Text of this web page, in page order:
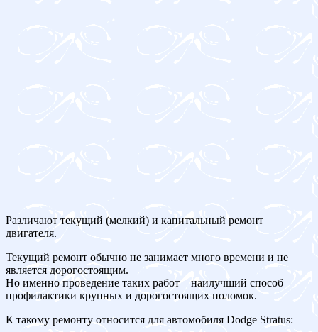
Различают текущий (мелкий) и капитальный ремонт
двигателя.
Текущий ремонт обычно не занимает много времени и не
является дорогостоящим.
Но именно проведение таких работ – наилучший способ
профилактики крупных и дорогостоящих поломок.
К такому ремонту относится для автомобиля Dodge Stratus: